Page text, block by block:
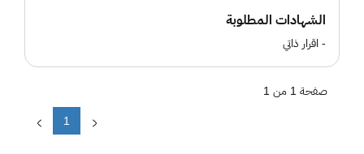
الشهادات المطلوبة
- اقرار ذاتي
1
صفحة 1 من 1